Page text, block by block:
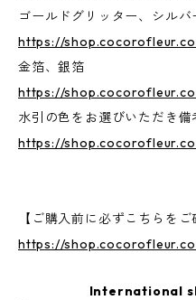
ゴールドグリッター、シルバ
https://
金箔、銀箔
https://
水引の色をお選びいただき備
https://
【ご購入前に必ずこちらを
https://
International